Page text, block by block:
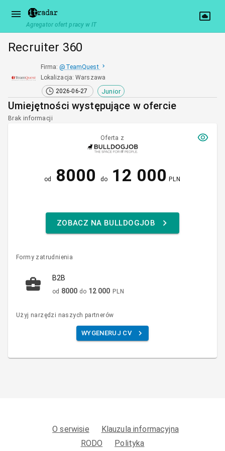
Agregator ofert pracy w IT
Recruiter 360
Firma: @ TeamQuest
Lokalizacja:Warszawa
2026-06-27
Junior
Umiejętności występujące w ofercie
Brak informacji
Oferta z
od 8000 do 12 000 PLN
ZOBACZ NA BULLDOGJOB
Formy zatrudnienia
B2B
od 8000 do 12 000 PLN
Użyj narzędzi naszych partnerów
WYGENERUJ CV
O serwisie
Klauzula informacyjna
RODO
Polityka